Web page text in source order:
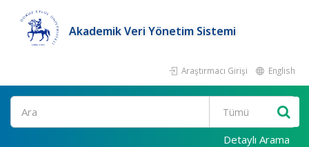
Akademik Veri Yönetim Sistemi
Araştırmacı Girişi English
Ara
Detaylı Arama